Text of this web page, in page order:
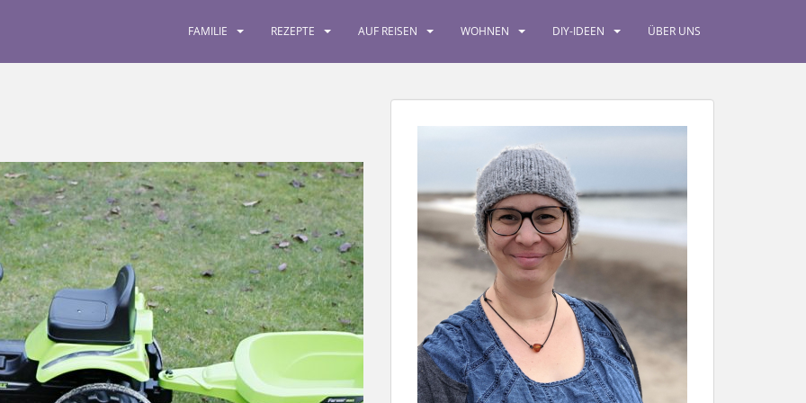
FAMILIE REZEPTE AUF REISEN WOHNEN DIY-IDEEN ÜBER UNS